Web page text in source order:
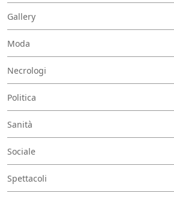
Gallery
Moda
Necrologi
Politica
Sanità
Sociale
Spettacoli